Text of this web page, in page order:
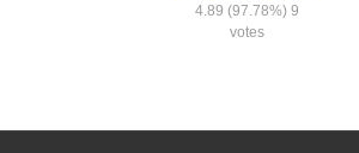
4.89 (97.78%) 9
votes